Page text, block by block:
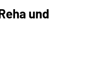
und